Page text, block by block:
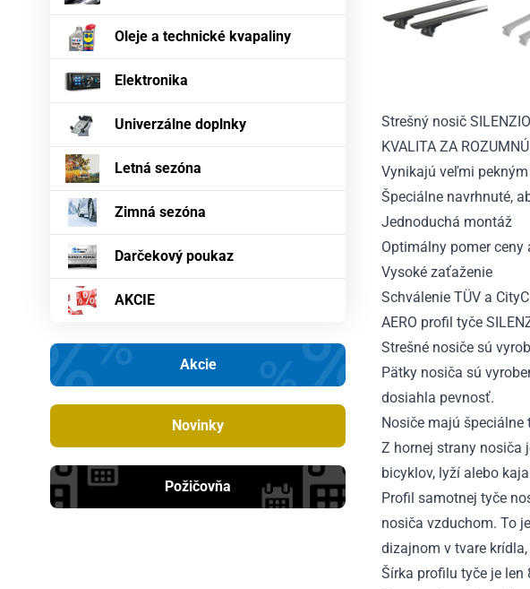
Oleje a technické kvapaliny
Elektronika
Univerzálne doplnky
Letná sezóna
Zimná sezóna
Darčekový poukaz
AKCIE
Akcie
Novinky
Požičovňa
Strešný nosič
KVALITA ZA
Vynikajú veľmi
Špeciálne navrhnuté,
Jednoduchá montáž
Optimálny pomer ceny
Vysoké zaťaženie
Schválenie TÜV a
AERO profil tyče
Strešné nosiče sú
Pätky nosiča sú
dosiahla pevnosť.
Nosiče majú
Z hornej strany nosiča
bicyklov, lyží alebo
Profil samotnej tyče
nosiča vzduchom. To
dizajnom v tvare
Šírka profilu tyče je len